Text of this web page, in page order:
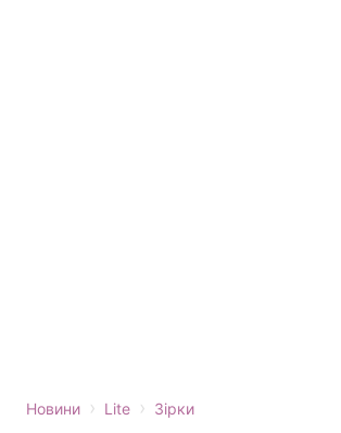
Новини › Lite › Зірки